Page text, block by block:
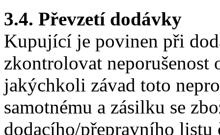
3.4. Převzetí dodávky
Kupující je povinen při
zkontrolovat neporušenost
jakýchkoli závad toto
samotnému a zásilku se
dodacího/přepravního